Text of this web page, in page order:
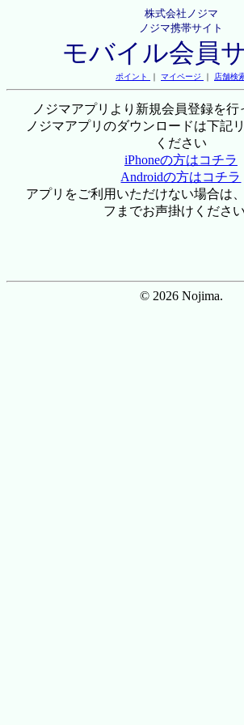
株式会社ノジマ
ノジマ携帯サイト
モバイル会員
ポイント ｜ マイページ ｜ 店舗検
ノジマアプリより新規会員登録を行
ノジマアプリのダウンロードは下記
ください
iPhoneの方はコチラ
Androidの方はコチラ
アプリをご利用いただけない場合は
フまでお声掛けください
© 2026 Nojima.